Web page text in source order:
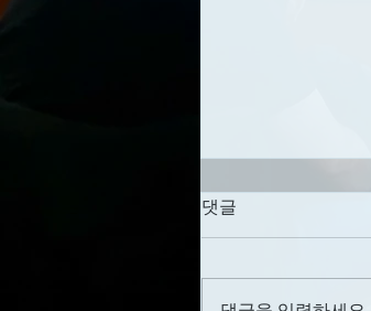
세례를 미루지
날짜: 8/2/2026 제
댓글